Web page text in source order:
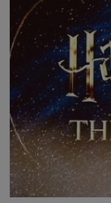
mascarpone,